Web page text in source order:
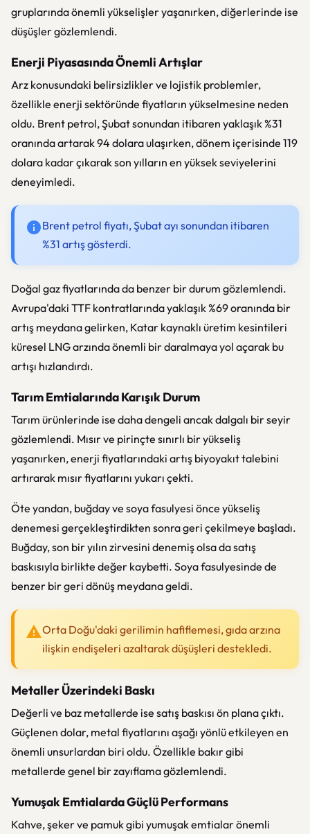
gruplarında önemli yükselişler yaşanırken, diğerlerinde ise
düşüşler gözlemlendi.
Enerji Piyasasında Önemli Artışlar
Arz konusundaki belirsizlikler ve lojistik problemler,
özellikle enerji sektöründe fiyatların yükselmesine neden
oldu. Brent petrol, Şubat sonundan itibaren yaklaşık %31
oranında artarak 94 dolara ulaşırken, dönem içerisinde 119
dolara kadar çıkarak son yılların en yüksek seviyelerini
deneyimledi.
Brent petrol fiyatı, Şubat ayı sonundan itibaren
%31 artış gösterdi.
Doğal gaz fiyatlarında da benzer bir durum gözlemlendi.
Avrupa'daki TTF kontratlarında yaklaşık %69 oranında bir
artış meydana gelirken, Katar kaynaklı üretim kesintileri
küresel LNG arzında önemli bir daralmaya yol açarak bu
artışı hızlandırdı.
Tarım Emtialarında Karışık Durum
Tarım ürünlerinde ise daha dengeli ancak dalgalı bir seyir
gözlemlendi. Mısır ve pirinçte sınırlı bir yükseliş
yaşanırken, enerji fiyatlarındaki artış biyoyakıt talebini
artırarak mısır fiyatlarını yukarı çekti.
Öte yandan, buğday ve soya fasulyesi önce yükseliş
denemesi gerçekleştirdikten sonra geri çekilmeye başladı.
Buğday, son bir yılın zirvesini denemiş olsa da satış
baskısıyla birlikte değer kaybetti. Soya fasulyesinde de
benzer bir geri dönüş meydana geldi.
Orta Doğu'daki gerilimin hafiflemesi, gıda arzına
ilişkin endişeleri azaltarak düşüşleri destekledi.
Metaller Üzerindeki Baskı
Değerli ve baz metallerde ise satış baskısı ön plana çıktı.
Güçlenen dolar, metal fiyatlarını aşağı yönlü etkileyen en
önemli unsurlardan biri oldu. Özellikle bakır gibi
metallerde genel bir zayıflama gözlemlendi.
Yumuşak Emtialarda Güçlü Performans
Kahve, şeker ve pamuk gibi yumuşak emtialar önemli